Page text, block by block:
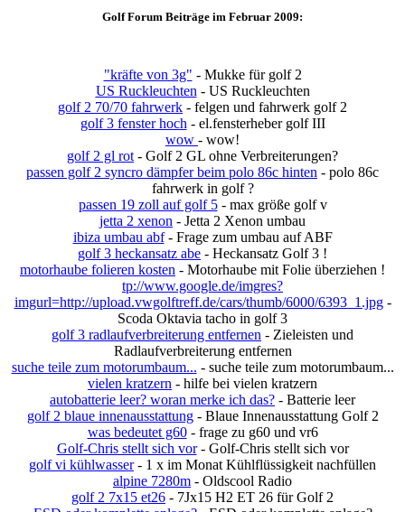
Golf Forum Beiträge im Februar 2009:
"kräfte von 3g" - Mukke für golf 2
US Ruckleuchten - US Ruckleuchten
golf 2 70/70 fahrwerk - felgen und fahrwerk golf 2
golf 3 fenster hoch - el.fensterheber golf III
wow - wow!
golf 2 gl rot - Golf 2 GL ohne Verbreiterungen?
passen golf 2 syncro dämpfer beim polo 86c hinten - polo 86c
fahrwerk in golf ?
passen 19 zoll auf golf 5- max größe golf v
jetta 2 xenon - Jetta 2 Xenon umbau
ibiza umbau abf- Frage zum umbau auf ABF
golf 3 heckansatz abe - Heckansatz Golf 3 !
motorhaube folieren kosten - Motorhaube mit Folie überziehen !
tp://www.google.de/imgres?
imgurl=http://upload.vwgolftreff.de/cars/thumb/6000/6393_1.jpg-
Scoda Oktavia tacho in golf 3
golf 3 radlaufverbreiterung entfernen - Zieleisten und
Radlaufverbreiterung entfernen
suche teile zum motorumbaum... - suche teile zum motorumbaum...
vielen kratzern - hilfe bei vielen kratzern
autobatterie leer? woran merke ich das? - Batterie leer
golf 2 blaue innenausstattung- Blaue Innenausstattung Golf 2
was bedeutet g60- frage zu g60 und vr6
Golf-Chris stellt sich vor- Golf-Chris stellt sich vor
golf vi kühlwasser- 1 x im Monat Kühlflüssigkeit nachfüllen
alpine 7280m - Oldscool Radio
golf 2 7x15 et26 - 7Jx15 H2 ET 26 für Golf 2